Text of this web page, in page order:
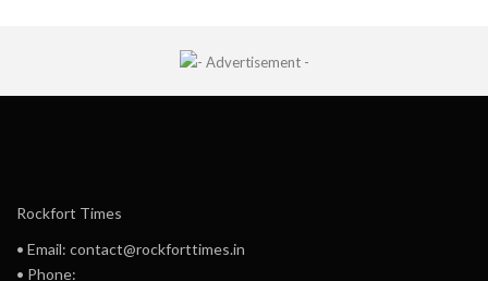
Rockfort Times
• Email: contact@rockforttimes.in
• Phone: